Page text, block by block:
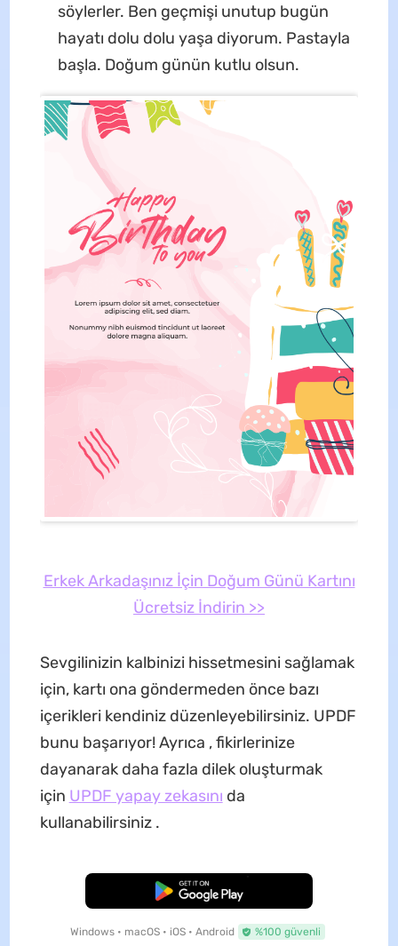
söylerler. Ben geçmişi unutup bugün
hayatı dolu dolu yaşa diyorum. Pastayla
başla. Doğum günün kutlu olsun.
Erkek Arkadaşınız İçin Doğum Günü Kartını
Ücretsiz İndirin >>
Sevgilinizin kalbinizi hissetmesini sağlamak
için, kartı ona göndermeden önce bazı
içerikleri kendiniz düzenleyebilirsiniz. UPDF
bunu başarıyor! Ayrıca , fikirlerinize
dayanarak daha fazla dilek oluşturmak
için UPDF yapay zekasını da
kullanabilirsiniz .
Ücretsiz İndirme
Windows • macOS • iOS • Android %100 güvenli